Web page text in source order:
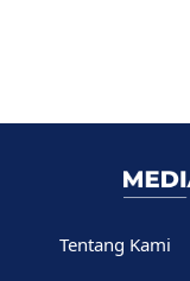
Tentang Kami